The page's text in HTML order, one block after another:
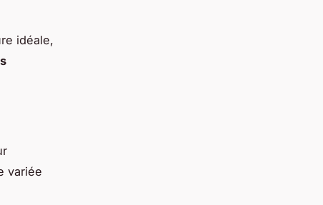
idéale,
variée